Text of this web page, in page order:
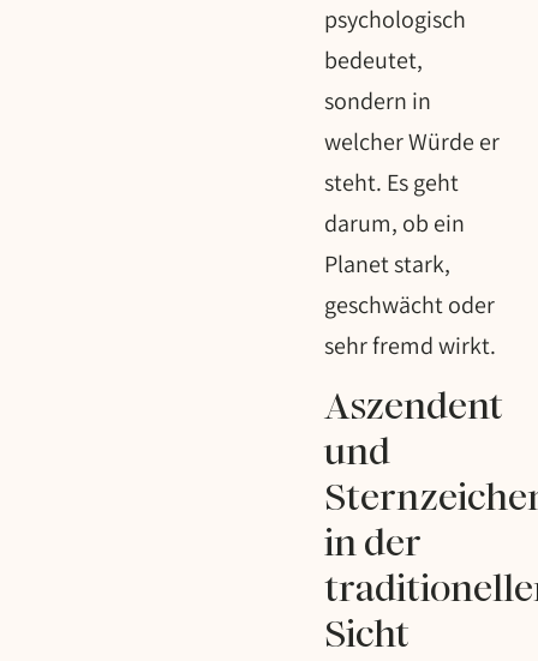
psychologisch
bedeutet,
sondern in
welcher Würde er
steht. Es geht
darum, ob ein
Planet stark,
geschwächt oder
sehr fremd wirkt.
Aszendent
und
in der
Sicht